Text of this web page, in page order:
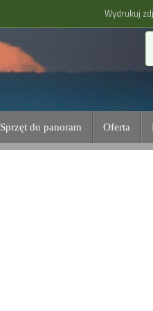
Wydrukuj
Sprzęt do panoram Oferta